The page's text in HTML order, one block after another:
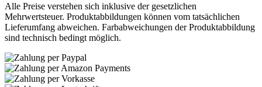
Alle Preise verstehen sich inklusive der gesetzlichen
Mehrwertsteuer. Produktabbildungen können vom tatsächlichen
Lieferumfang abweichen. Farbabweichungen der Produktabbildung
sind technisch bedingt möglich.